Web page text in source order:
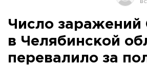
Число заражений
в Челябинской
перевалило за